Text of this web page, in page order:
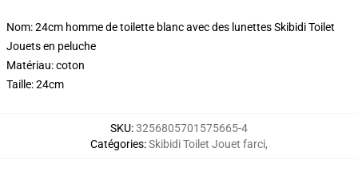
Nom: 24cm homme de toilette blanc avec des lunettes Skibidi Toilet
Jouets en peluche
Matériau: coton
Taille: 24cm
SKU:3256805701575665-4
Catégories:Skibidi Toilet Jouet farci,